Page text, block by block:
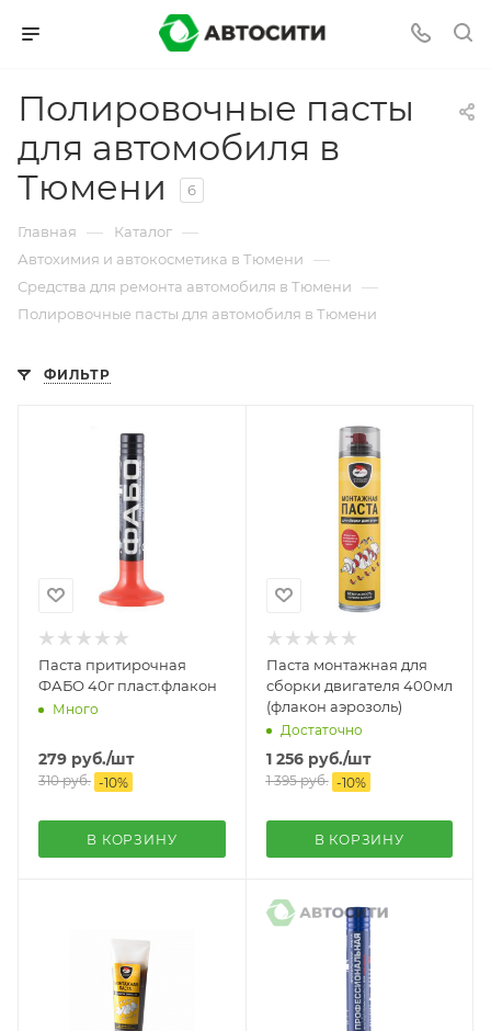
Полировочные пасты
для автомобиля в
Тюмени
6
Главная — Каталог —
Автохимия и автокосметика в Тюмени —
Средства для ремонта автомобиля в Тюмени —
Полировочные пасты для автомобиля в Тюмени
ФИЛЬТР
Паста притирочная
ФАБО 40г пласт.флакон
Много
279 руб./шт
310руб. -10%
В КОРЗИНУ
Паста монтажная для
сборки двигателя 400мл
(флакон аэрозоль)
Достаточно
1 256руб./шт
1 395руб. -10%
В КОРЗИНУ